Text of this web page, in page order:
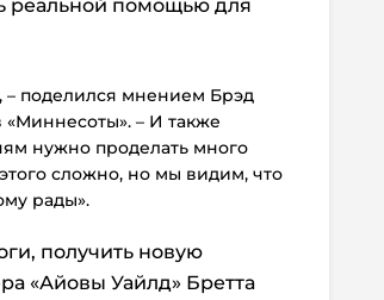
реальной помощью для
– поделился мнением Брэд
– И также
нужно проделать много
сложно, но мы видим, что
рады».
получить новую
«Айовы Уайлд» Бретта